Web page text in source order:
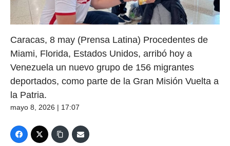
Caracas, 8 may (Prensa Latina) Procedentes de
Miami, Florida, Estados Unidos, arribó hoy a
Venezuela un nuevo grupo de 156 migrantes
deportados, como parte de la Gran Misión Vuelta a
la Patria.
mayo 8, 2026 | 17:07